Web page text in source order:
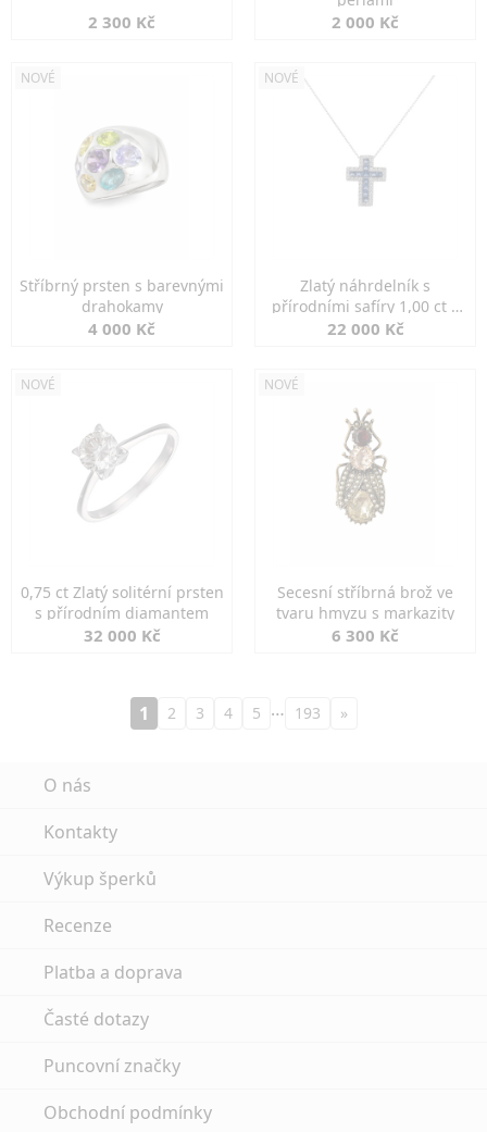
2 300 Kč 2 000 Kč
NOVÉ
Stříbrný prsten s barevnými
drahokamy
4 000 Kč
NOVÉ
Zlatý náhrdelník s
přírodními safíry 1,00 ct a
diamanty
22 000 Kč
NOVÉ
0,75 ct Zlatý solitérní prsten
s přírodním diamantem
32 000 Kč
NOVÉ
Secesní stříbrná brož ve
tvaru hmyzu s markazity
6 300 Kč
1 2 3 4 5 … 193 »
O nás
Kontakty
Výkup šperků
Recenze
Platba a doprava
Časté dotazy
Puncovní značky
Obchodní podmínky